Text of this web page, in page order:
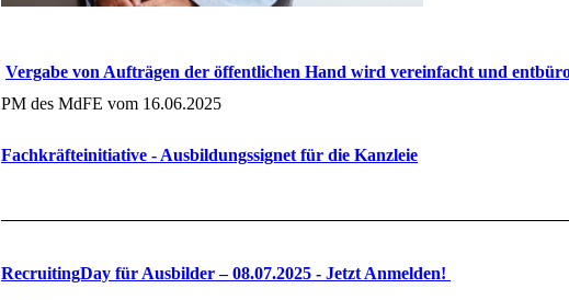
Vergabe von Aufträgen der öffentlichen Hand wird vereinfacht und
PM des MdFE vom 16.06.2025
Fachkräfteinitiative - Ausbildungssignet für die Kanzleie
RecruitingDay für Ausbilder – 08.07.2025 - Jetzt Anmelden!